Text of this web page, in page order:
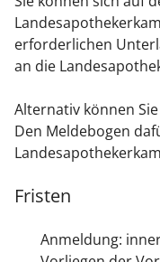
erforderlichen
an die
Alternativ können
Den Meldebogen
Fristen
Anmeldung: